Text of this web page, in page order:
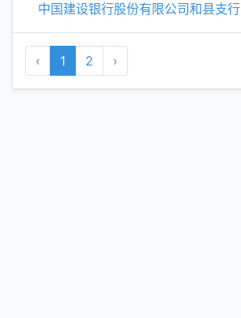
中国建设银行股份有限公司和县支行
‹ 1 2 ›